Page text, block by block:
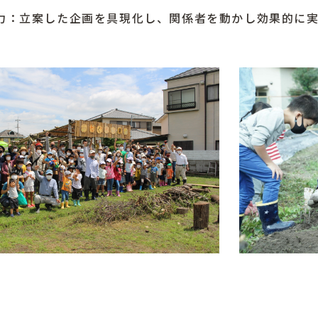
案した企画を具現化し、関係者を動かし効果的に